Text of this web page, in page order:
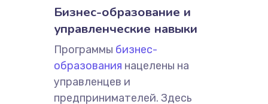
Бизнес-образование и
управленческие навыки
Программы бизнес-
образования нацелены на
управленцев и
предпринимателей. Здесь